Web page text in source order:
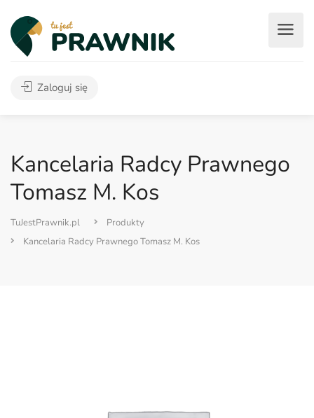
Zaloguj się
Kancelaria Radcy Prawnego
Tomasz M. Kos
TuJestPrawnik.pl
Produkty
Kancelaria Radcy Prawnego Tomasz M. Kos